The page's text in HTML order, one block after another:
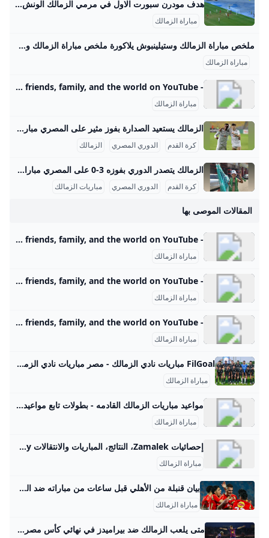
هدف مودرن سبورت الاول في مرمي الزمالك الونش بالخطأ في مرماه - بطولات مشاهدة هدف مودرن سبورت الاول في مرمي الزمالك .. الونش بالخطأ في مرماه اليوم21-8-2025 تعليق عربي إخلاء مسئولية: هذا المحتوى لم يتم انشائه او استضافته بواسطة موقع بطولات وأي مسئولية قانونية تقع على عاتق الطرف الثالث مباراة الزمالك اليوم اهداف الزمالك اليوم الزمالك محمد ابوجبل محمود الونش الدوري المصري مودرن سبورت اهداف مودرن سبورت اليوم الزمالك ومودرن سبورت مباراة مودرن سبورت اليوم مباراة الزمالك ومودرن سبورت اهداف الزمالك ومودرن سبورت اهداف مودرن سبورت والزمالك فيديوهات متعلقةأنس أسامة منذ 4 يوم
مباراة الزمالك
ملخص مباراة الزمالك وستيلينبوش يلاكورة ملخص مباراة الزمالك وستيلينبوش مباريات الغد الأربعاء 9 أبريل 2025 08:25 م تابعنا علي جوجل تابعنا علي فيسبوك تابعنا علي يوتيوب تابعنا علي واتس اب تابعنا علي تيك توك
مباراة الزمالك
- YouTube Enjoy the videos and music you love, upload original content, and share it all with friends, family, and the world on YouTube.
مباراة الزمالك
الزمالك يستعيد الصدارة بفوز مثير على المصري مباراة الزمالك أمام المصري البورسعيدي التي أقيمت على ملعب برج العرب بالإسكندرية ضمن الجولة السادسة من الدوري المصري الممتاز كانت مباراة مفصلية وحاسمة في منافسات الدوري هذا الموسم. شهد اللقاء تنافساً قوياً وأداءً فنياً عالياً من الفريقين، حيث دخل الزمالك اللقاء بقوة واضحة، وافتتح التسجيل في الدقيقة 30 عن طريق المهاجم الفلسطيني عدي الدباغ، بعد تلقيه تمريرة عرضية من ناصر ماهر ارتطمت بقدم مدافع المصري قبل أن تسكن الشباك. الزمالك كاد أن يضاعف النتيجة في الدقيقة 40 برأسية من ناصر ماهر التي مرت بجوار القائم، لينتهي الشوط الأول بتقدم الأبيض بهدف نظيف.
كرة القدم الدوري المصري الزمالك
الزمالك يتصدر الدوري بفوزه 3-0 على المصري مباراة الزمالك في الموسم الحالي 2025/2026 تشكل جزءًا مهمًا من رحلة الفريق في المنافسة على عدة بطولات محلية وقارية. في الدوري المصري الممتاز، الزمالك يخوض منافسات قوية، حيث يحتل حتى الآن المركز الثاني برصيد 10 نقاط بعد أن لعب 5 مباريات، حقق الفوز في 3 منها، تعادل في واحدة وخسر أخرى، وسجل 6 أهداف مقابل 3 أهداف دخلت شباكه. هذا الأداء يجعل الفريق قريبًا من صدارة الدوري التي يحتلها فريق المصري بفارق نقطة واحدة فقط، مما يشير إلى تنافس محتدم وقوي لتصدر جدول الترتيب.
كرة القدم الدوري المصري مباريات الزمالك
المقالات الموصى بها
- YouTube Enjoy the videos and music you love, upload original content, and share it all with friends, family, and the world on YouTube.
مباراة الزمالك
- YouTube Enjoy the videos and music you love, upload original content, and share it all with friends, family, and the world on YouTube.
مباراة الزمالك
- YouTube Enjoy the videos and music you love, upload original content, and share it all with friends, family, and the world on YouTube.
مباراة الزمالك
FilGoal مباريات نادي الزمالك - مصر مباريات نادي الزمالك - مصر الرئيسية أخبار مباريات ميركاتو فانتازي في الجول مسابقة التوقعات فيديوهات عدسات آراء حرة ركن الألعاب الدوري المصري الدوري الإنجليزي الممتاز الدوري الإسباني الدوري الإيطالي الدوري الفرنسي الدوري الألماني الدوري السعودي للمحترفين دوري أبطال إفريقيا كأس الكونفدرالية دوري أبطال أوروبا كل البطولات الكرة المصرية الدوري المصري الكرة الأوروبية الكرة الإفريقية منتخب مصر سعودي في الجول الدوري الإنجليزي الدوري الإسباني دوري أبطال أوروبا القسم الثاني رياضات أخرى
مباراة الزمالك
مواعيد مباريات الزمالك القادمه - بطولات تابع مواعيد مباريات الزمالك القادمه فى الدوري المصري الزمالكالثلاثاء , 26 أغسطس 202509:00 مفاركووادي دجلةالاحد , 31 أغسطس 202509:00 مالزمالكالزمالكالسبت , 13 سبتمبر 202508:00 مالمصريالإسماعيليالخميس , 18 سبتمبر 202505:00 مالزمالكالزمالكالثلاثاء , 23 سبتمبر 202508:00 مالجونةالأهليالإثنين , 29 سبتمبر 202508:00 مالزمالكالزمالكالسبت , 4 أكتوبر 202505:00 مغزل المحلةالبنك الاهليالخميس , 30 أكتوبر 202508:00 مالزمالكالزمالكالإثنين , 3 نوفمبر 202506:00 مطلائع الجيشالزمالكالأربعاء , 26 نوفمبر 202506:00 مسموحةإنبيالثلاثاء , 20 يناير 202609:00 مالزمالكالزمالكالأربعاء , 28 يناير 202606:00 مبتروجيتكهرباء الاسماعيليةالأربعاء , 4 فبراير 202609:00 مالزمالكالزمالكالجمعة , 20 فبراير 202610:30 محرس الحدودزدالثلاثاء , 24 فبراير 202610:30 مالزمالكبيراميدزالاحد , 1 مارس 202610:30 مالزمالكالزمالكالجمعة , 6 مارس 202610:30 مالاتحاد السكندري
مباراة الزمالك
إحصائيات Zamalek، النتائج، المباريات والانتقالات Soccerway يوفر Soccerway إحصائيات، نتائج، مباريات، انتقالات وترتيبات حية لفريق Zamalek مجاناً.
مباراة الزمالك
بيان قنبلة من الأهلي قبل ساعات من مباراته ضد الزمالك.. لقاء القمة مهدد رفض مجلس إدارة النادي الأهلي خوض مباراة قمة الدوري المصري المقررة الثلاثاء أمام غريمه التقليدي الزمالك، وهدد بعدم استكمال البطولة في بيان رسمي أصدره عقب اجتماع طارئ. l11 مارس 2025 - 16:58 بتوقيت أبوظبي وكالات - أبوظبي عاجل lأبو ظبي - سكاي نيوز عربية lعاجل المزيد - l l- lعاجل المزيد - l l-
مباراة الزمالك
متى يلعب الزمالك ضد بيراميدز في نهائي كأس مصر؟ مباراة الزمالك ضد بيراميدز في نهائي كأس مصر 2025 ستُقام يوم 5 يونيو 2025 على استاد القاهرة الدولي الساعة 8 مساءً بتوقيت مصر. المباراة هتكون مرة مهمة لعشاق الكرة المصرية، حيث يسعى الزمالك للقب الـ 29 في تاريخ الكأس، وبيراميدز يحاول يكرر فوزه بالسابق. النهائي ده مهم جدا خصوصًا إن بيراميدز بيحاول يصنع تاريخ جديد بفوزه الثاني المتتالي في الكأس. النهائي دا جا بعد منافسة قوية في نصف النهائي، الزمالك فاز على سيراميكا كليوباترا، وبيراميدز كسب البنك الأهلي بنتيجة كبيرة.